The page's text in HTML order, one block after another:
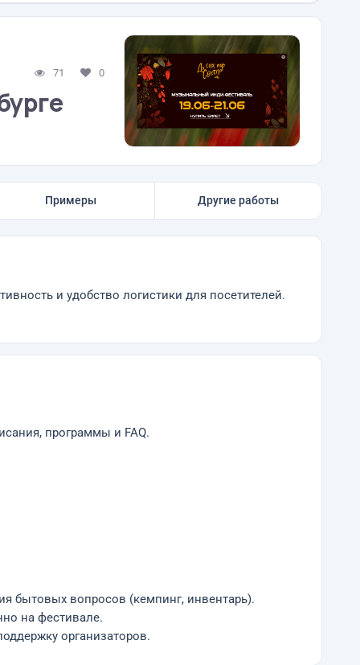
71 0
Примеры Другие работы
и удобство логистики для посетителей.
программы и FAQ.
бытовых вопросов (кемпинг, инвентарь).
на фестивале.
организаторов.